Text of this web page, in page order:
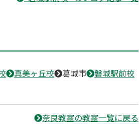
真美ヶ丘校 葛城市
磐城駅前校
奈良教室の教室一覧に戻る